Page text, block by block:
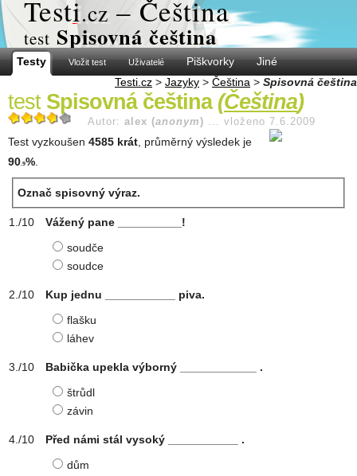
Testi.cz – Čeština
test Spisovná čeština
Testy Vložit test Uživatelé Piškvorky
Jiné
Testi.cz > Jazyky > Čeština > Spisovná čeština
test Spisovná čeština (Čeština)
Autor: alex (anonym ) ... vloženo 7.6.2009
Test vyzkoušen 4585 krát , průměrný výsledek je
90 .9%
Označ spisovný výraz.
Vážený pane __________!
soudče
soudce
Kup jednu ___________ piva.
flašku
láhev
Babička upekla výborný ____________ .
štrůdl
závin
Před námi stál vysoký ___________ .
dům